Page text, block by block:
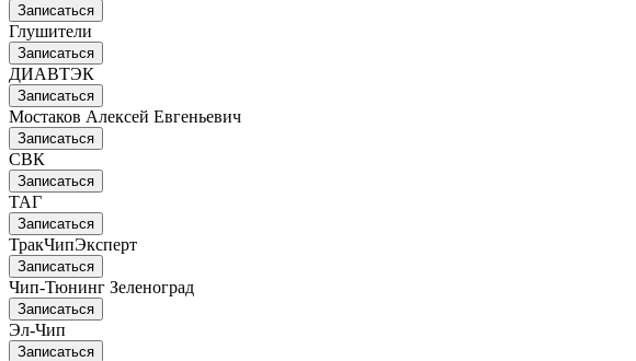
Записаться
Глушители
Записаться
ДИАВТЭК
Записаться
Мостаков Алексей Евгеньевич
Записаться
СВК
Записаться
ТАГ
Записаться
ТракЧипЭксперт
Записаться
Чип-Тюнинг Зеленоград
Записаться
Эл-Чип
Записаться